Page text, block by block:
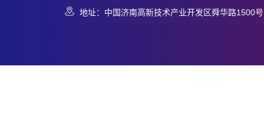
地址：中国济南高新技术产业开发区舜华路